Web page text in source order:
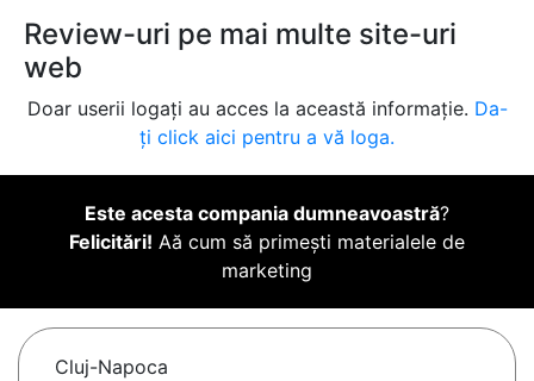
Review-uri pe mai multe site-uri
web
Doar userii logați au acces la această informație. Da-
ți click aici pentru a vă loga.
Este acesta compania dumneavoastră?
Felicitări! Aă cum să primești materialele de
marketing
Cluj-Napoca